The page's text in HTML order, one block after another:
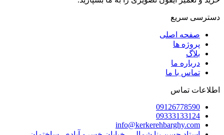
دسترسی سریع
صفحه اصلی
پروژه ها
بلاگ
درباره ما
تماس با ما
اطلاعات تماس
09126778590
09333133124
info@kerkerehbarghy.com